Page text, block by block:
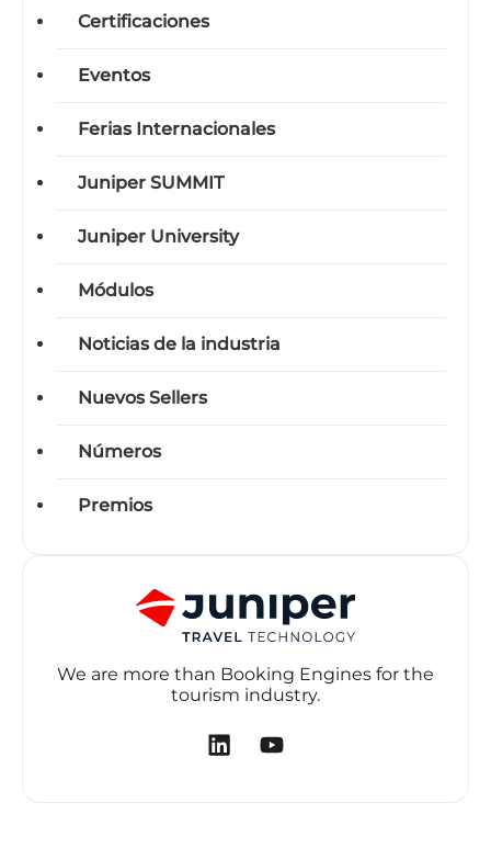
Certificaciones
Eventos
Ferias Internacionales
Juniper SUMMIT
Juniper University
Módulos
Noticias de la industria
Nuevos Sellers
Números
Premios
We are more than Booking Engines for the
tourism industry.